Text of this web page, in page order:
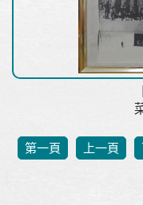
第一頁 上一頁